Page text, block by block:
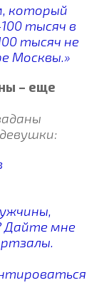
который
тысяч в
тысяч не
Москвы.»
– еще
Дайте мне